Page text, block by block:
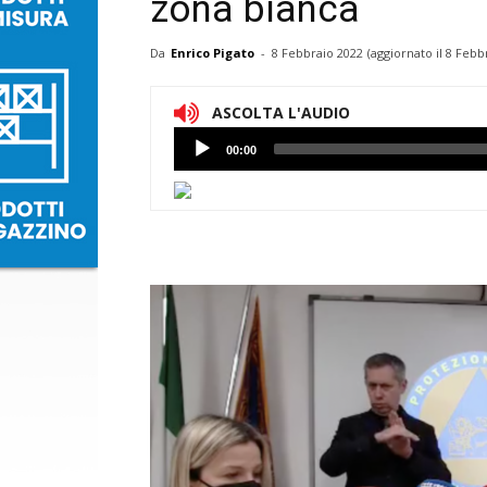
zona bianca
Da Enrico Pigato - 8 Febbraio 2022 (aggiornato il 8
ASCOLTA L'AUDIO
Lettore
Audio
00:00